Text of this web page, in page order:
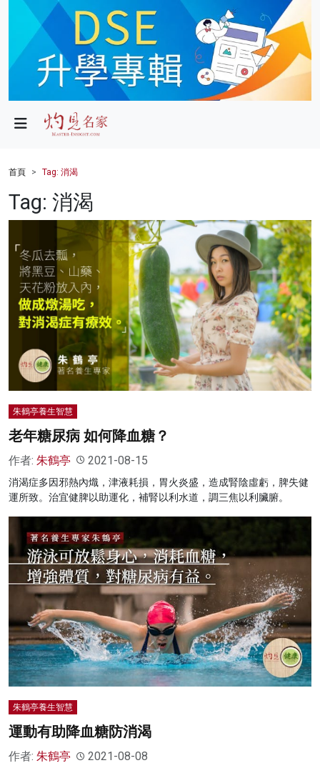
政局
財經
健康
商業
科技
影片
灼見活動
首頁 Tag: 消渴
Tag: 消渴
朱鶴亭養生智慧
老年糖尿病 如何降血糖？
作者: 朱鶴亭 2021-08-15
消渴症多因邪熱內熾，津液耗損，胃火炎盛，造成腎陰虛虧，脾失健
運所致。治宜健脾以助運化，補腎以利水道，調三焦以利臟腑。
朱鶴亭養生智慧
運動有助降血糖防消渴
作者: 朱鶴亭 2021-08-08